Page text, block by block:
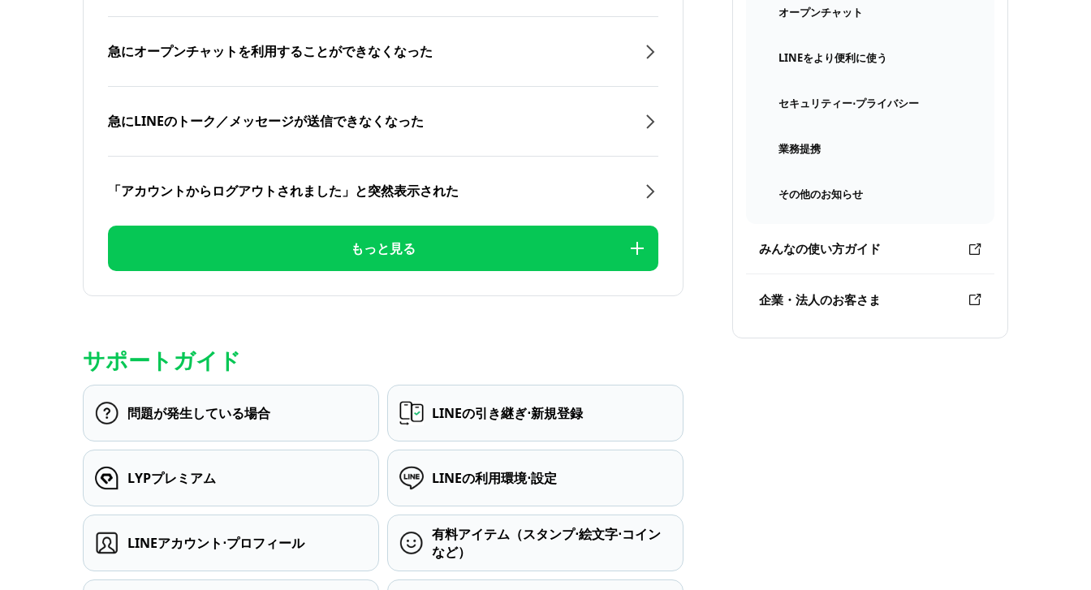
オープンチャット
LINEをより便利に使う
セキュリティー⋅プライバシー
業務提携
その他のお知らせ
みんなの使い方ガイド
企業・法人のお客さま
急にオープンチャットを利用することができなくなった
急にLINEのトーク／メッセージが送信できなくなった
「アカウントからログアウトされました」と突然表示された
もっと見る
サポートガイド
問題が発生している場合 LINEの引き継ぎ⋅新規登録
LYPプレミアム LINEの利用環境⋅設定
LINEアカウント⋅プロフィール
有料アイテム（スタンプ⋅絵文字⋅コイン
など）